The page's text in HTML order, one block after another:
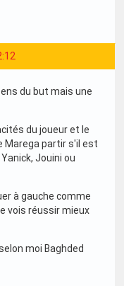
du but mais une
du joueur et le
Marega partir s'il est
Jouini ou
à gauche comme
vois réussir mieux
moi Baghded